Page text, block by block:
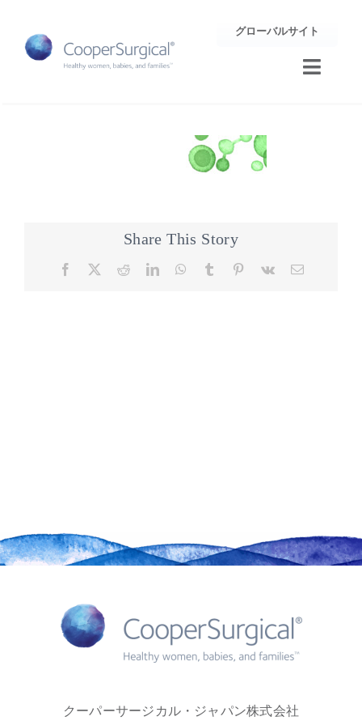
content
グローバルサイト
Toggle
サポート
お問合せ
Share This Story
Facebook RedditLinkedInWhatsApp
Tumblr Pinterest
Vk Email
クーパーサージカル・ジャパン株式会社